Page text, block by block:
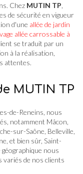
Chez MUTIN TP
de sécurité en vigueur
d'une allée de jardin
allée carrossable à
se traduit par un
à la réalisation,
attentes.
MUTIN TP
de-Reneins, nous
notamment Mâcon,
sur-Saône, Belleville,
et bien sûr, Saint-
nous
variés de nos clients